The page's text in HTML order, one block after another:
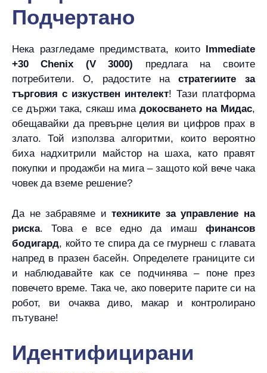
Подчертано
Нека разгледаме предимствата, които Immediate
+30 Chenix (V 3000) предлага на своите
потребители. О, радостите на стратегиите за
търговия с изкуствен интелект! Тази платформа
се държи така, сякаш има докосването на Мидас,
обещавайки да превърне целия ви цифров прах в
злато. Той използва алгоритми, които вероятно
биха надхитрили майстор на шаха, като правят
покупки и продажби на мига – защото кой вече чака
човек да вземе решение?
Да не забравяме и техниките за управление на
риска. Това е все едно да имаш финансов
бодигард, който те спира да се гмурнеш с главата
напред в празен басейн. Определете границите си
и наблюдавайте как се подчинява – поне през
повечето време. Така че, ако поверите парите си на
робот, ви очаква диво, макар и контролирано
пътуване!
Идентифицирани